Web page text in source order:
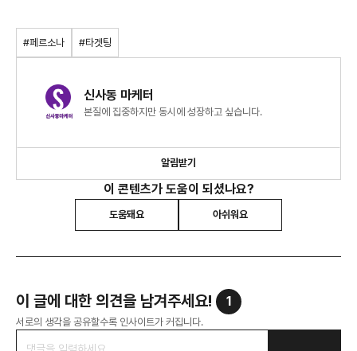
#페르소나 #타겟팅
신사동 마케터
본질에 집중하지만 동시에 성장하고 싶습니다.
알림받기
이 콘텐츠가 도움이 되셨나요?
도움돼요 아쉬워요
이 글에 대한 의견을 남겨주세요! 1
서로의 생각을 공유할수록 인사이트가 커집니다.